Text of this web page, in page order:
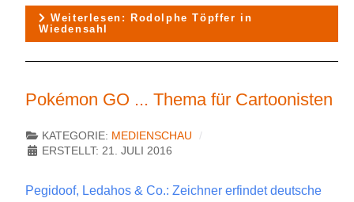
Weiterlesen: Rodolphe Töpffer in
Wiedensahl
Pokémon GO ... Thema für Cartoonisten
KATEGORIE: MEDIENSCHAU
ERSTELLT: 21. JULI 2016
Pegidoof, Ledahos & Co.: Zeichner erfindet deutsche